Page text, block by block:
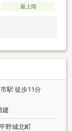
最上階
駅 徒歩11分
建
野城北町